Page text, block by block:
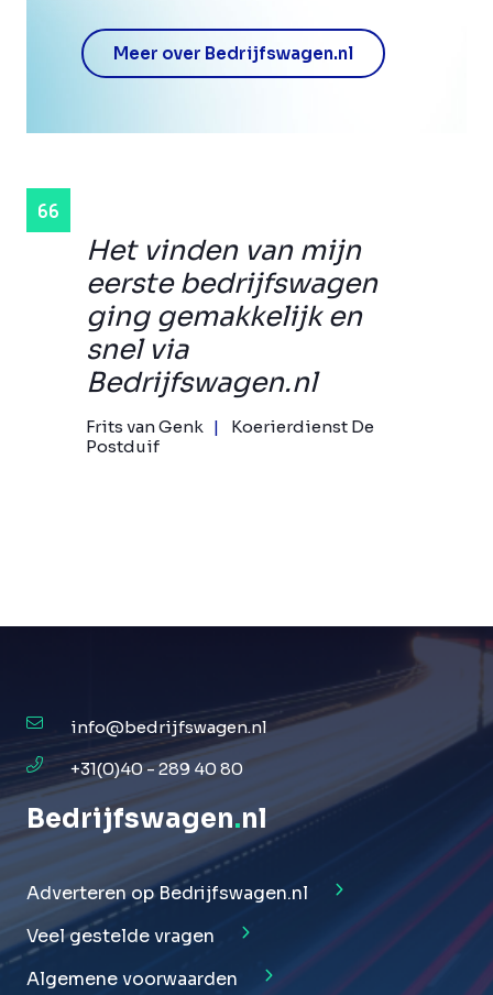
Het vinden van mijn
eerste bedrijfswagen
ging gemakkelijk en
snel via
Bedrijfswagen.nl
Frits van Genk
Koerierdienst De
Postduif
Meer over Bedrijfswagen.nl
info@bedrijfswagen.nl
+31(0)40 - 289 40 80
Bedrijfswagen.nl
Adverteren op Bedrijfswagen.nl
Veel gestelde vragen
Algemene voorwaarden